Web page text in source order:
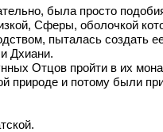
была просто
Сферы, оболочкой
пыталась создать
Дхиани.
Отцов пройти в их
природе и потому были